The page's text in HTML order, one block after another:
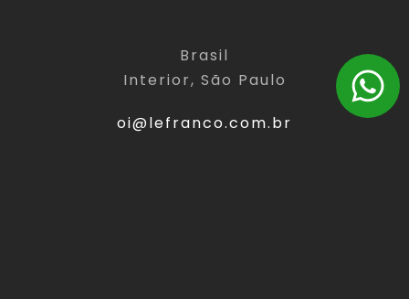
Brasil
Interior, São Paulo
oi@lefranco.com.br